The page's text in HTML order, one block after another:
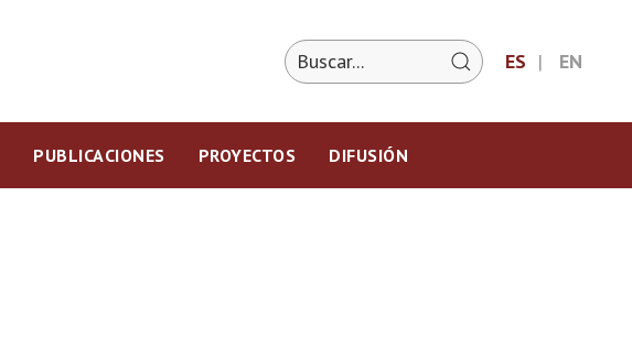
ES EN
PUBLICACIONES PROYECTOS DIFUSIÓN